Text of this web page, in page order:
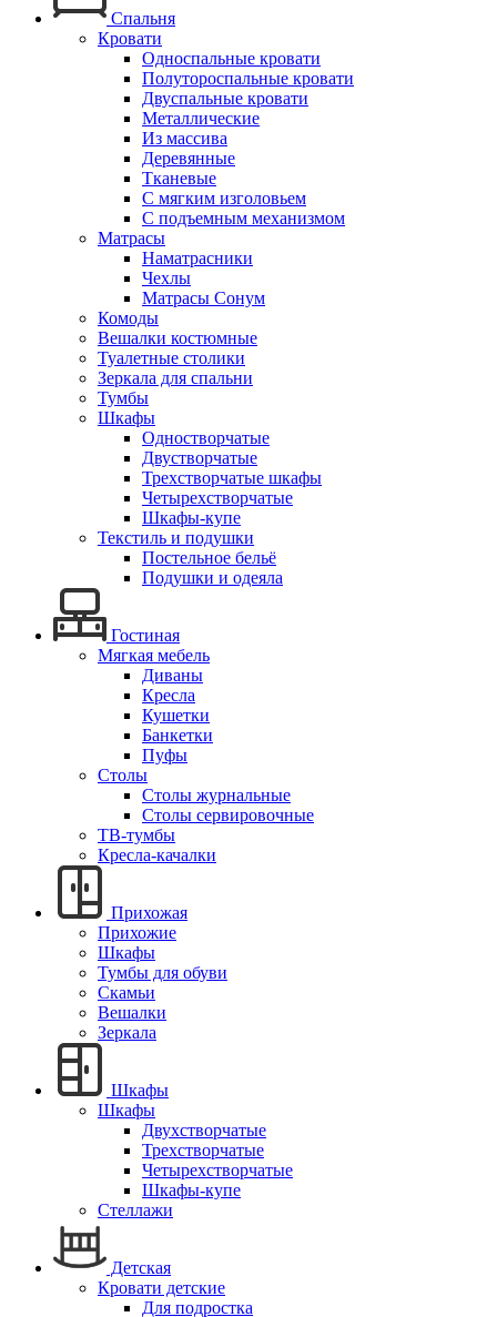
Спальня
Кровати
Односпальные кровати
Полутороспальные кровати
Двуспальные кровати
Металлические
Из массива
Деревянные
Тканевые
С мягким изголовьем
С подъемным механизмом
Матрасы
Наматрасники
Чехлы
Матрасы Сонум
Комоды
Вешалки костюмные
Туалетные столики
Зеркала для спальни
Тумбы
Шкафы
Одностворчатые
Двустворчатые
Трехстворчатые шкафы
Четырехстворчатые
Шкафы-купе
Текстиль и подушки
Постельное бельё
Подушки и одеяла
Гостиная
Мягкая мебель
Диваны
Кресла
Кушетки
Банкетки
Пуфы
Столы
Столы журнальные
Столы сервировочные
ТВ-тумбы
Кресла-качалки
Прихожая
Прихожие
Шкафы
Тумбы для обуви
Скамьи
Вешалки
Зеркала
Шкафы
Шкафы
Двухстворчатые
Трехстворчатые
Четырехстворчатые
Шкафы-купе
Стеллажи
Детская
Кровати детские
Для подростка